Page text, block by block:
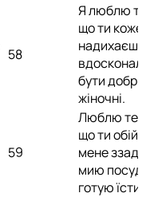
58
Я люблю
що ти кожен
надихаєш
бути
жіночні.
59
Люблю тебе
що ти
мене ззаду,
мию посуд
готую їсти.